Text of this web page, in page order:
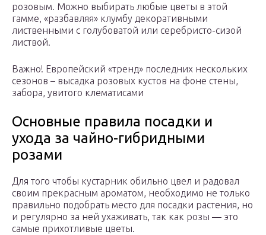
розовым. Можно выбирать любые цветы в этой
гамме, «разбавляя» клумбу декоративными
лиственными с голубоватой или серебристо-сизой
листвой.
Важно! Европейский «тренд» последних нескольких
сезонов – высадка розовых кустов на фоне стены,
забора, увитого клематисами
Основные правила посадки и
ухода за чайно-гибридными
розами
Для того чтобы кустарник обильно цвел и радовал
своим прекрасным ароматом, необходимо не только
правильно подобрать место для посадки растения, но
и регулярно за ней ухаживать, так как розы — это
самые прихотливые цветы.